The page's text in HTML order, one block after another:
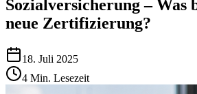
Sozialversicherung – Was
neue Zertifizierung?
18. Juli 2025
4 Min. Lesezeit